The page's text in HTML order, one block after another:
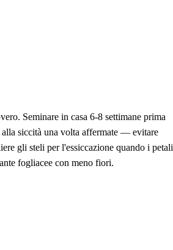
Seminare in casa 6-8 settimane prima
alla siccità una volta affermate — evitare
gli steli per l'essiccazione quando i petali
fogliacee con meno fiori.